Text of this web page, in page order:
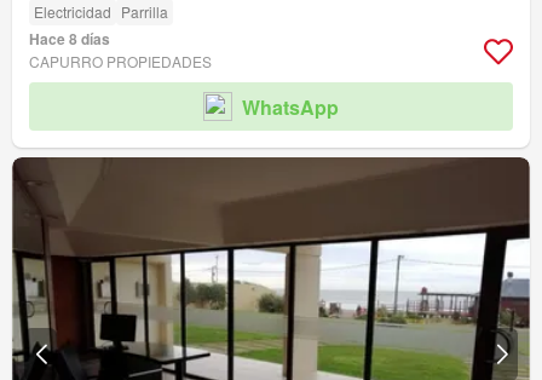
Electricidad Parrilla
Hace 8 días
CAPURRO PROPIEDADES
WhatsApp